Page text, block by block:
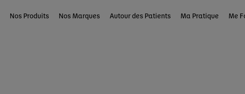
Nos Produits Nos Marques Autour des Patients Ma Pratique Me